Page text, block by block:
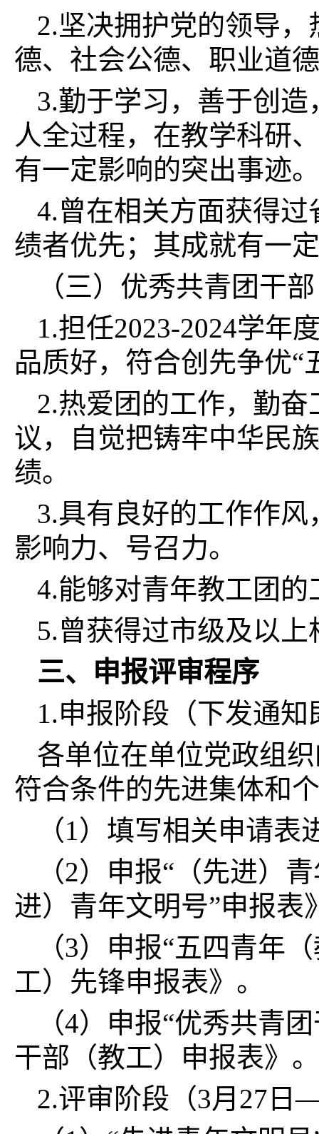
2.坚决拥护党的领导
德、社会公德、职业道
3.勤于学习，善于创
人全过程，在教学科研
有一定影响的突出事迹。
4.曾在相关方面获得
绩者优先；其成就有一
（三）优秀共青团干
1.担任2023-2024学年
品质好，符合创先争优“
2.热爱团的工作，勤
议，自觉把铸牢中华民
绩。
3.具有良好的工作作
影响力、号召力。
4.能够对青年教工团
5.曾获得过市级及以
三、申报评审程序
1.申报阶段（下发通
各单位在单位党政组
符合条件的先进集体和
（1）填写相关申请表
（2）申报“（先进）
进）青年文明号”申报
（3）申报“五四青年
工）先锋申报表》。
（4）申报“优秀共青
干部（教工）申报表》。
2.评审阶段（3月27日